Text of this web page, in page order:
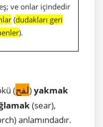
ve onlar içindedir
(dudakları geri
).
(لفح)yakmak
(sear),
anlamındadır.